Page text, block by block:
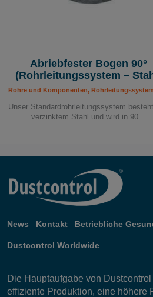
Abriebfester Bogen 90°
(Rohrleitungssystem –
Rohre und Komponenten,
Unser Standardrohrleitungssystem
verzinktem Stahl und wird in 90…
News Kontakt Betriebliche
Dustcontrol Worldwide
Die Hauptaufgabe von
effiziente Produktion, eine höhere